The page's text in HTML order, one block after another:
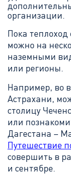
организации.
Пока теплоход
можно на
наземными
или регионы.
Например, во
Астрахани,
столицу
или
Дагестана –
Путешествие
совершить в
и сентябре.